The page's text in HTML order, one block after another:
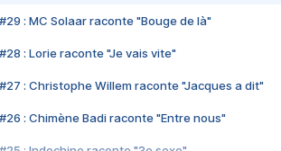
#29 : MC Solaar raconte "Bouge de là"
#28 : Lorie raconte "Je vais vite"
#27 : Christophe Willem raconte "Jacques a dit"
#26 : Chimène Badi raconte "Entre nous"